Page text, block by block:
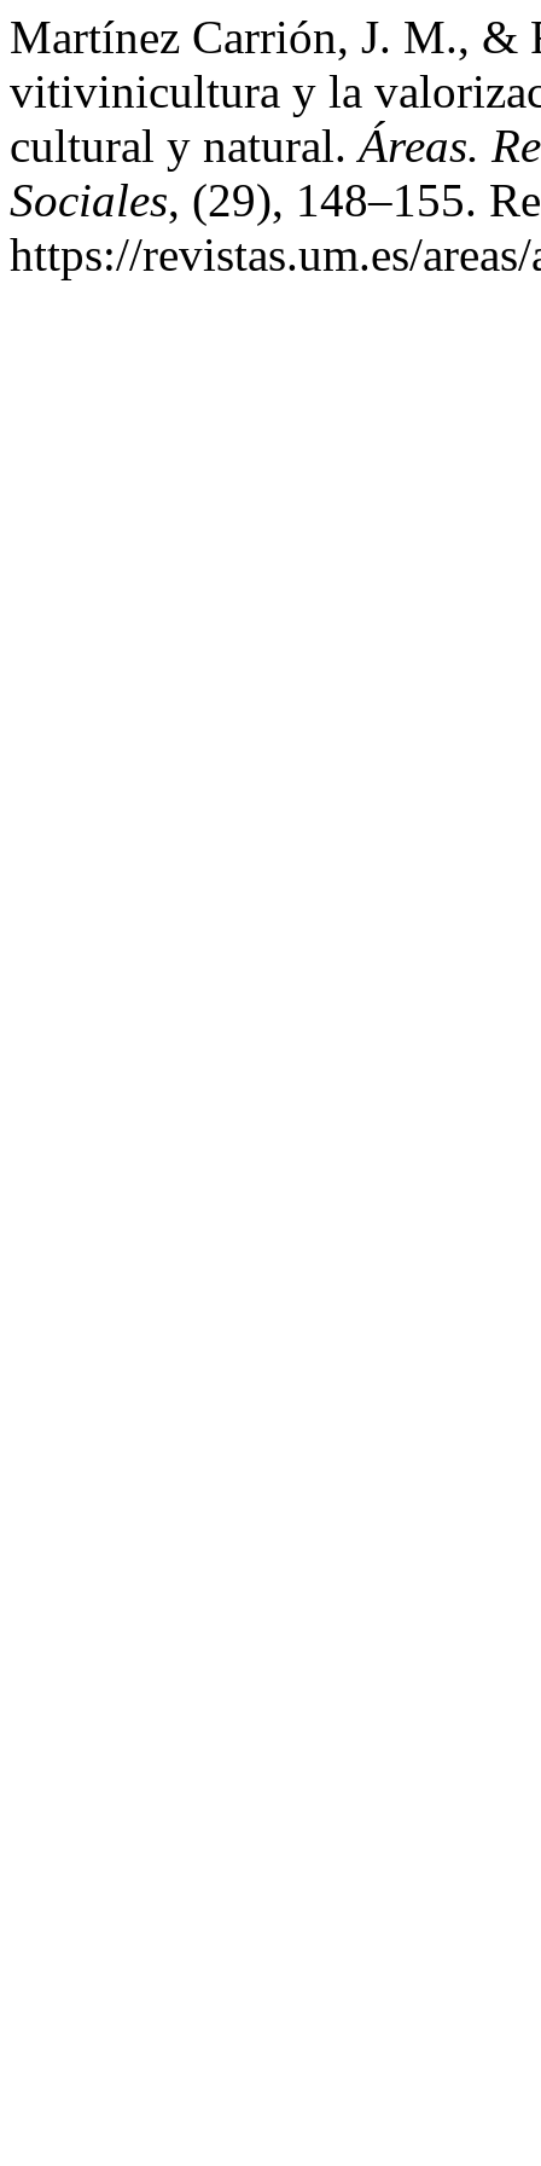
Martínez Carrión, J. M., &
vitivinicultura y la
cultural y natural.Áreas.
Sociales, (29), 148–155.
https://revistas.um.es/